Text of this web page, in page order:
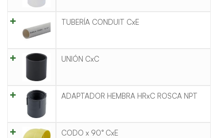
TUBERÍA CONDUIT CxE
UNIÓN CxC
ADAPTADOR HEMBRA HRxC ROSCA NPT
CODO x 90° CxE